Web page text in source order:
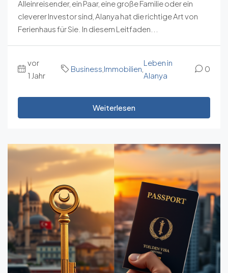
Alleinreisender, ein Paar, eine große Familie oder ein
cleverer Investor sind, Alanya hat die richtige Art von
Ferienhaus für Sie. In diesem Leitfaden...
vor
1 Jahr
Business Immobilien
Leben in
Alanya
0
Weiterlesen